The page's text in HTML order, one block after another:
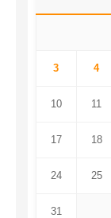
3 4
10 11
17 18
24 25
31